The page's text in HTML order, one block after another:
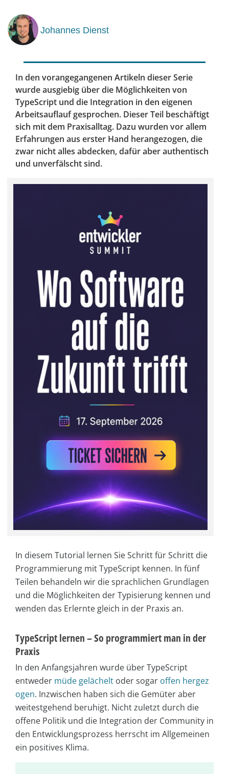
Johannes Dienst
In den vorangegangenen Artikeln dieser Serie
wurde ausgiebig über die Möglichkeiten von
TypeScript und die Integration in den eigenen
Arbeitsauflauf gesprochen. Dieser Teil beschäftigt
sich mit dem Praxisalltag. Dazu wurden vor allem
Erfahrungen aus erster Hand herangezogen, die
zwar nicht alles abdecken, dafür aber authentisch
und unverfälscht sind.
In diesem Tutorial lernen Sie Schritt für Schritt die
Programmierung mit TypeScript kennen. In fünf
Teilen behandeln wir die sprachlichen Grundlagen
und die Möglichkeiten der Typisierung kennen und
wenden das Erlernte gleich in der Praxis an.
TypeScript lernen – So programmiert man in der
Praxis
In den Anfangsjahren wurde über TypeScript
entweder müde gelächelt oder sogar offen hergez
ogen. Inzwischen haben sich die Gemüter aber
weitestgehend beruhigt. Nicht zuletzt durch die
offene Politik und die Integration der Community in
den Entwicklungsprozess herrscht im Allgemeinen
ein positives Klima.